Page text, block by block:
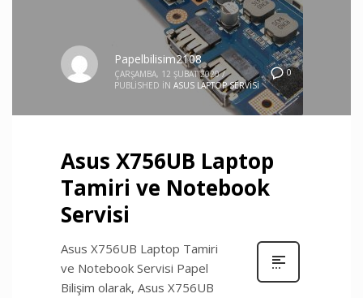
0
Papelbilisim2108
ÇARŞAMBA, 12 ŞUBAT 2020 /
PUBLISHED IN ASUS LAPTOP SERVISI
Asus X756UB Laptop
Tamiri ve Notebook
Servisi
Asus X756UB Laptop Tamiri
ve Notebook Servisi Papel
Bilişim olarak, Asus X756UB